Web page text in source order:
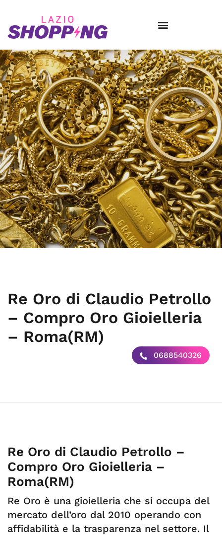
Re Oro di Claudio Petrollo
– Compro Oro Gioielleria
– Roma(RM)
0688540326
Re Oro di Claudio Petrollo –
Compro Oro Gioielleria –
Roma(RM)
Re Oro è una gioielleria che si occupa del
mercato dell’oro dal 2010 operando con
affidabilità e la trasparenza nel settore. Il